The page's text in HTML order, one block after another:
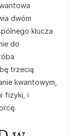
dwóm
klucza
do
trzecią
kwantowym,
fizyki, i